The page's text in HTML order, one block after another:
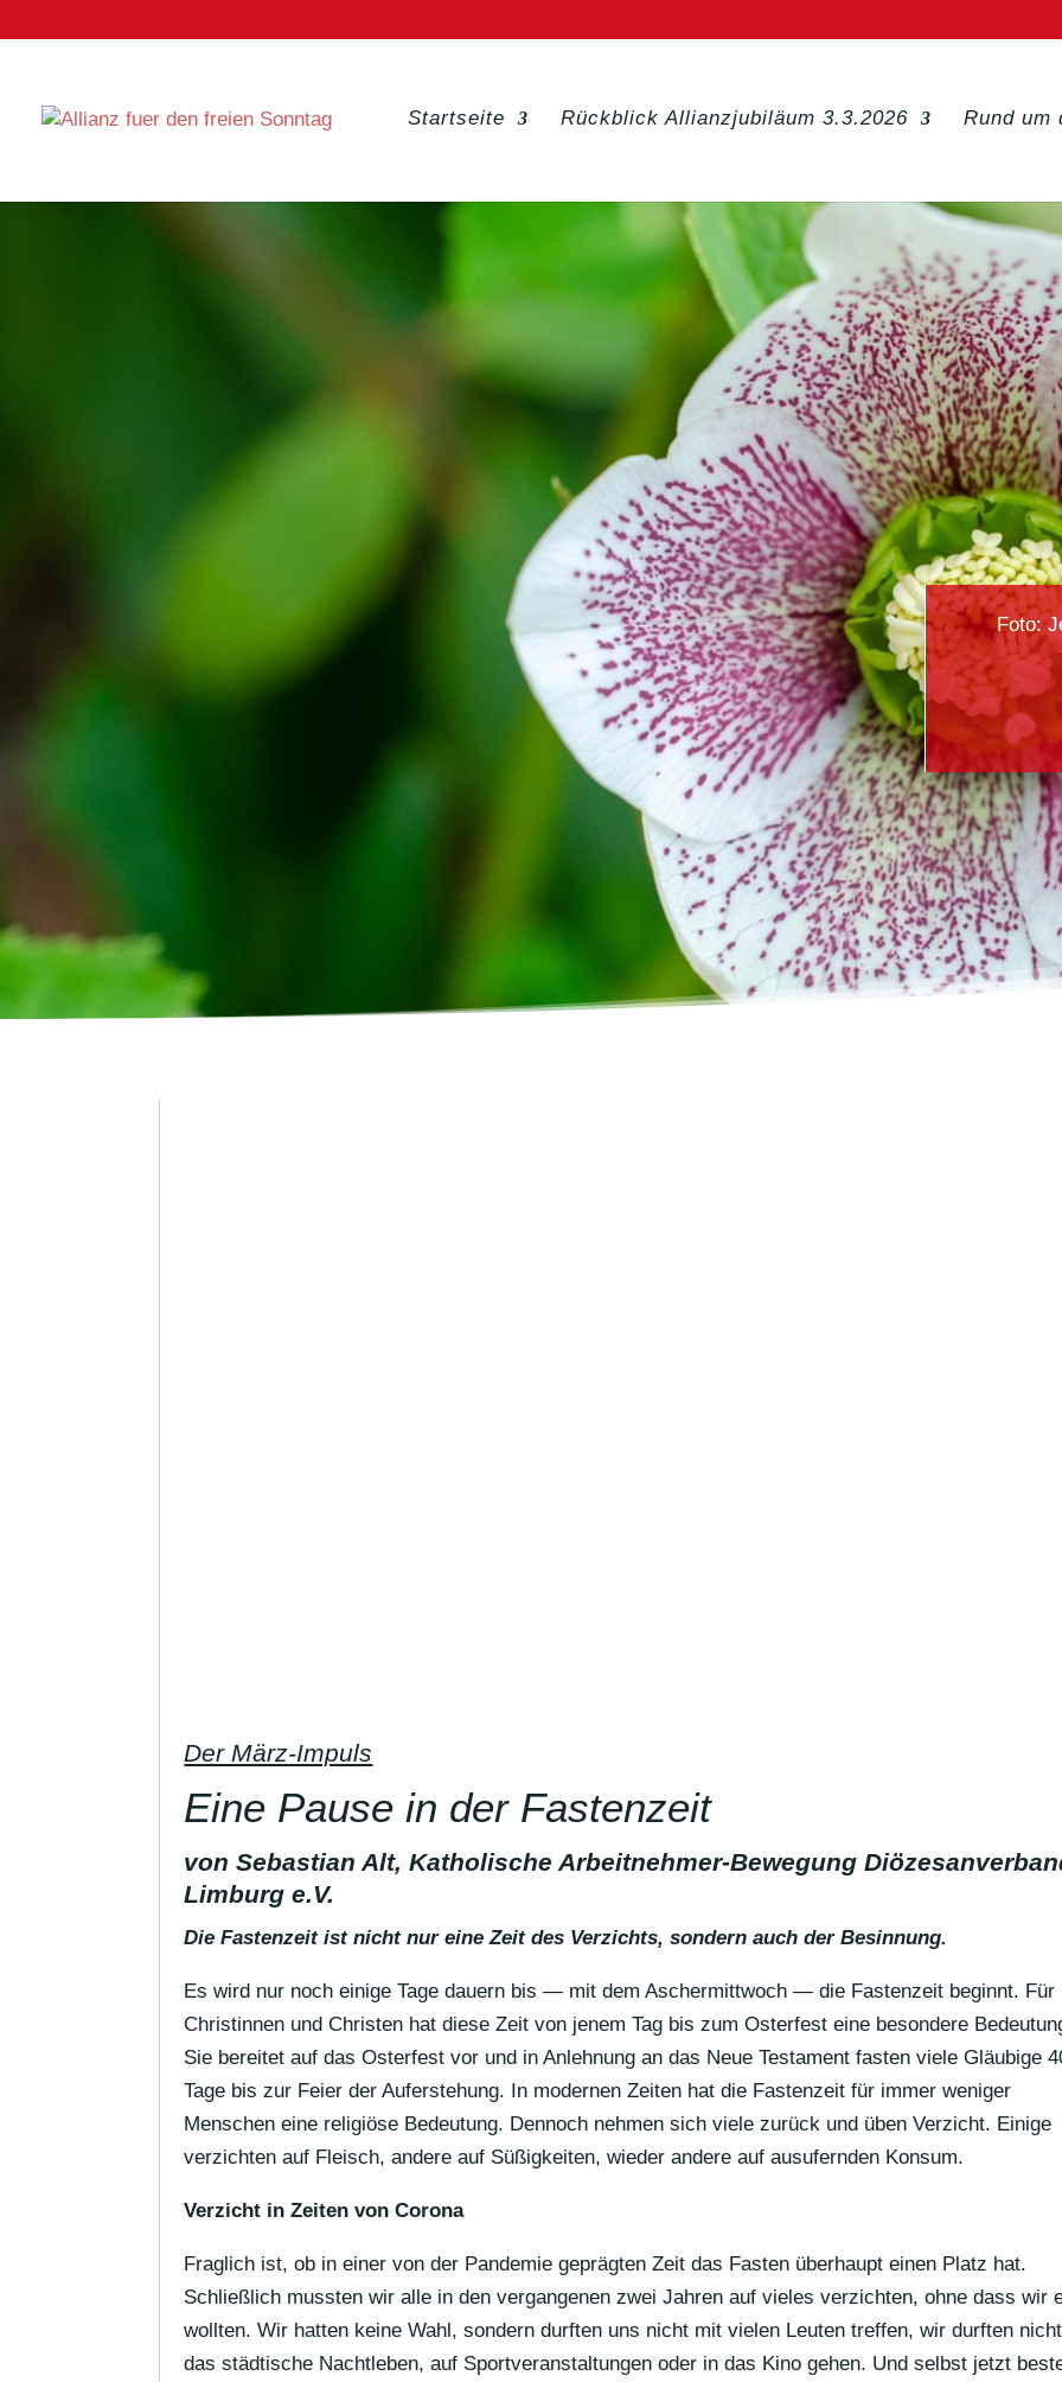
Startseite Rückblick Allianzjubiläum 3.3.2026 Rund um
Foto:
Der März-Impuls
Eine Pause in der Fastenzeit
von Sebastian Alt, Katholische Arbeitnehmer-Bewegung
Limburg e.V.
Die Fasten­zeit ist nicht nur eine Zeit des Verzichts, sondern auch der Besinnung.
Es wird nur noch einige Tage dauern bis — mit dem Ascher­mitt­woch — die Fasten­zeit beginnt. Für
Chris­tinnen und Christen hat diese Zeit von jenem Tag bis zum Oster­fest eine beson­dere
Sie bereitet auf das Oster­fest vor und in Anleh­nung an das Neue Testa­ment fasten viele Gläu­bige
Tage bis zur Feier der Aufer­ste­hung. In modernen Zeiten hat die Fasten­zeit für immer weniger
Menschen eine reli­giöse Bedeu­tung. Dennoch nehmen sich viele zurück und üben Verzicht. Einige
verzichten auf Fleisch, andere auf Süßig­keiten, wieder andere auf ausufernden Konsum.
Verzicht in Zeiten von Corona
Frag­lich ist, ob in einer von der Pandemie geprägten Zeit das Fasten über­haupt einen Platz hat.
Schließ­lich mussten wir alle in den vergan­genen zwei Jahren auf vieles verzichten, ohne dass wir
wollten. Wir hatten keine Wahl, sondern durften uns nicht mit vielen Leuten treffen, wir durften
das städ­ti­sche Nacht­leben, auf Sport­ver­an­stal­tungen oder in das Kino gehen. Und selbst jetzt